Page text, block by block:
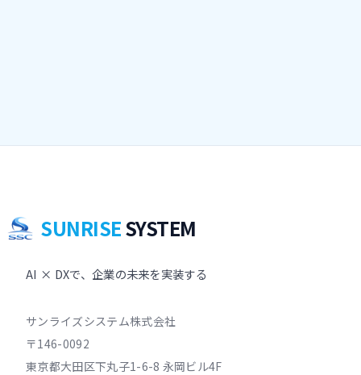
SUNRISESYSTEM
AI × DXで、企業の未来を実装する
サンライズシステム株式会社
〒146-0092
東京都大田区下丸子1-6-8 永岡ビル4F